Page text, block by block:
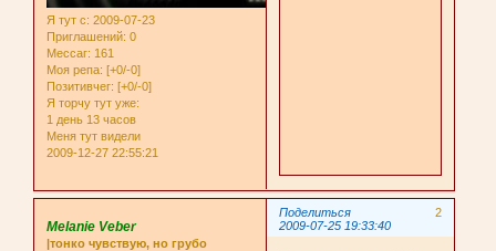
Я тут с: 2009-07-23
Приглашений: 0
Мессаг: 161
Моя репа: [+0/-0]
Позитивчег: [+0/-0]
Я торчу тут уже:
1 день 13 часов
Меня тут видели
2009-12-27 22:55:21
Поделиться
2
2009-07-25 19:33:40
Melanie Veber
|тонко чувствую, но грубо